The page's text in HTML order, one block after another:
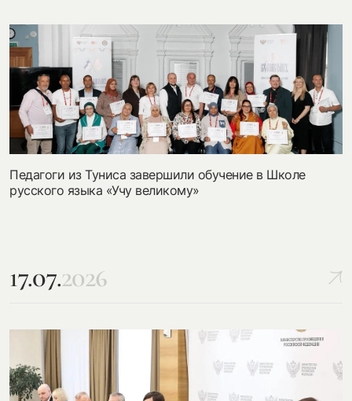
Педагоги из Туниса завершили обучение в Школе
русского языка «Учу великому»
17.07.2026